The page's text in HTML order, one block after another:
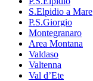
S.Elpidio a Mare
P.S.Giorgio
Montegranaro
Area Montana
Valdaso
Valtenna
Val d’Ete